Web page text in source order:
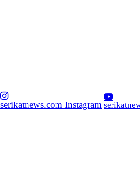
serikatnews.com Instagram